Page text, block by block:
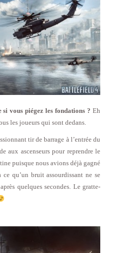
vous piégez les fondations ? Eh
les joueurs qui sont dedans.
tir de barrage à l’entrée du
aux ascenseurs pour reprendre le
puisque nous avions déjà gagné
qu’un bruit assourdissant ne se
quelques secondes. Le gratte-